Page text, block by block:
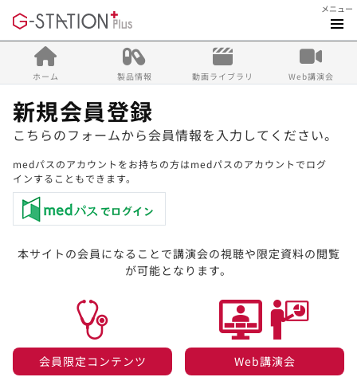
メニュー
ホーム 製品情報 動画ライブラリ Web講演会
新規会員登録
こちらのフォームから会員情報を入力してください。
medパスのアカウントをお持ちの方はmedパスのアカウントでログ
インすることもできます。
本サイトの会員になることで講演会の視聴や限定資料の閲覧
が可能となります。
会員限定コンテンツ​
Web講演会​